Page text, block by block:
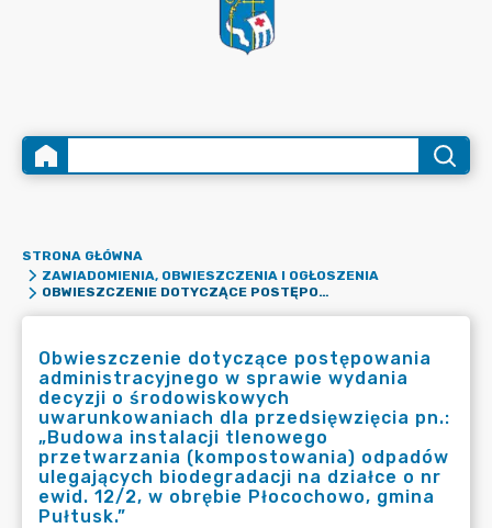
STRONA GŁÓWNA
ZAWIADOMIENIA, OBWIESZCZENIA I OGŁOSZENIA
OBWIESZCZENIE DOTYCZĄCE POSTĘPOWANIA ADMINISTRACYJNEGO W SPRAWIE WYDANIA DECYZJI O ŚRODOWISKOWYCH UWARUNKOWANIACH DLA PRZEDSIĘWZIĘCIA PN.: „BUDOWA INSTALACJI TLENOWEGO PRZETWARZANIA (KOMPOSTOWANIA) ODPADÓW ULEGAJĄCYCH BIODEGRADACJI NA DZIAŁCE O NR EWID. 12/2, W OBRĘBIE PŁOCOCHOWO, GMINA PUŁTUSK.”
Obwieszczenie dotyczące postępowania
administracyjnego w sprawie wydania
decyzji o środowiskowych
uwarunkowaniach dla przedsięwzięcia pn.:
„Budowa instalacji tlenowego
przetwarzania (kompostowania) odpadów
ulegających biodegradacji na działce o nr
ewid. 12/2, w obrębie Płocochowo, gmina
Pułtusk.”